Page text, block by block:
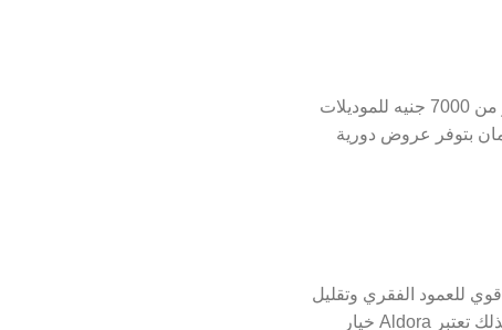
من حوالي 3500 جنيه للموديلات الاقتصادية مثل جولدي، وتصل إلى أكثر من 7000 جنيه للموديلات
بتوفر عروض دورية
للعمود الفقري وتقليل
آلام الظهر. العملاء اللي جربوا هذه المراتب أكدوا تحسن ملحوظ في جودة النوم وتقليل الأوجاع. لذلك تعتبر Aldora خيار